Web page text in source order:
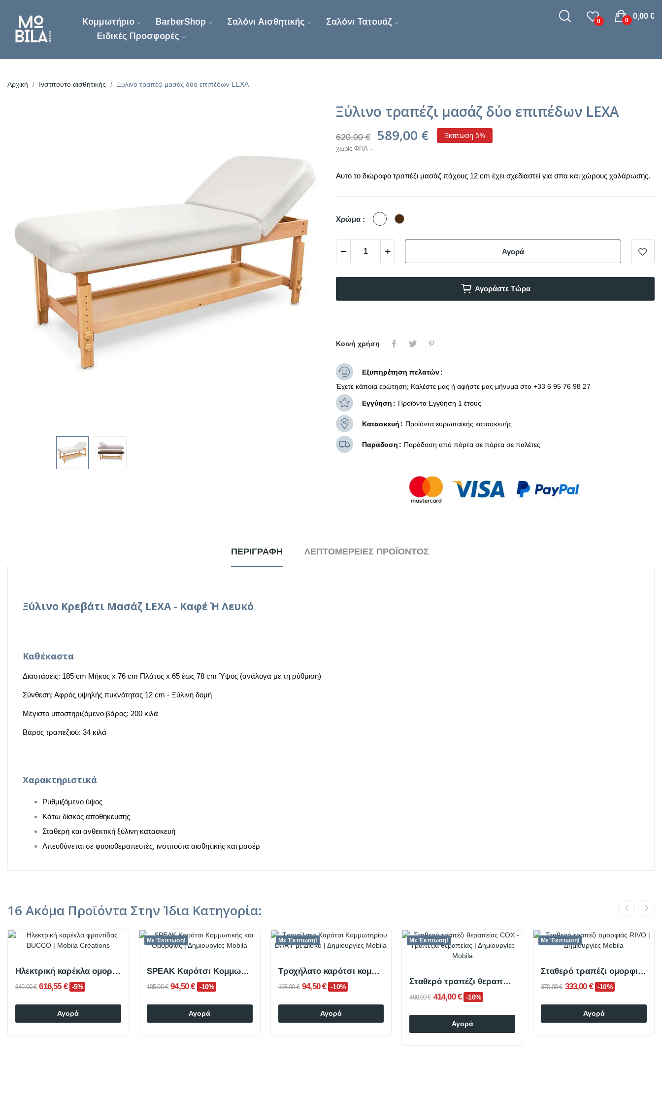
Κομμωτήριο BarberShop Σαλόνι Αισθητικής
Σαλόνι Τατουάζ
Ειδικές Προσφορές
0
0,00 €
0
Αρχική Ινστιτούτο αισθητικής Ξύλινο τραπέζι μασάζ δύο επιπέδων LEXA
Ξύλινο τραπέζι μασάζ δύο επιπέδων LEXA
620,00 € 589,00 € Έκπτωση 5%
χωρίς ΦΠΑ
Αυτό το διώροφο τραπέζι μασάζ πάχους 12 cm έχει σχεδιαστεί για σπα και χώρους χαλάρωσης.
Χρώμα : ΛευκόΚαφέ
Αγορά
Αγοράστε Τώρα
Κοινή χρήση
Εξυπηρέτηση πελατών
Έχετε κάποια ερώτηση; Καλέστε μας ή αφήστε μας μήνυμα στο +33 6 95 76 98 27
Εγγύηση Προϊόντα Εγγύηση 1 έτους
Κατασκευή Προϊόντα ευρωπαϊκής κατασκευής
Παράδοση Παράδοση από πόρτα σε πόρτα σε παλέτες
ΠΕΡΙΓΡΑΦΉ ΛΕΠΤΟΜΈΡΕΙΕΣ ΠΡΟΪΌΝΤΟΣ
Ξύλινο Κρεβάτι Μασάζ LEXA - Καφέ Ή Λευκό
Καθέκαστα
Διαστάσεις: 185 cm Μήκος x 76 cm Πλάτος x 65 έως 78 cm Ύψος (ανάλογα με τη ρύθμιση)
Σύνθεση: Αφρός υψηλής πυκνότητας 12 cm - Ξύλινη δομή
Μέγιστο υποστηριζόμενο βάρος: 200 κιλά
Βάρος τραπεζιού: 34 κιλά
Χαρακτηριστικά
Ρυθμιζόμενο ύψος
Κάτω δίσκος αποθήκευσης
Σταθερή και ανθεκτική ξύλινη κατασκευή
Απευθύνεται σε φυσιοθεραπευτές, ινστιτούτα αισθητικής και μασέρ
16 Ακόμα Προϊόντα Στην Ίδια Κατηγορία:
Ηλεκτρική καρέκλα ομορφιάς BUCCO Λευκό
649,00 € 616,55 € -5%
Αγορά
Με Έκπτωση!
SPEAK Καρότσι Κομμωτικής και Ομορφιάς
105,00 € 94,50 € -10%
Αγορά
Με Έκπτωση!
Τροχήλατο καρότσι κομμωτηρίου DARY με μαύρο δίσκο
105,00 € 94,50 € -10%
Αγορά
Με Έκπτωση!
Σταθερό τραπέζι θεραπείας COX
460,00 € 414,00 € -10%
Αγορά
Με Έκπτωση!
Σταθερό τραπέζι ομορφιάς RIVO
370,00 € 333,00 € -10%
Αγορά